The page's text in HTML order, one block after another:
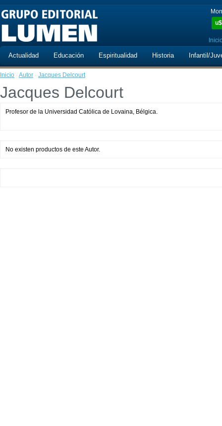
u$
Actualidad Educación Espiritualidad Historia Infantil/
Inicio · Autor · Jacques Delcourt
Jacques Delcourt
Profesor de la Universidad Católica de Lovaina, Bélgica.
No existen productos de este Autor.